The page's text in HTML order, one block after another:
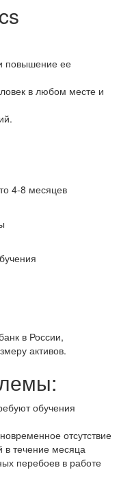
повышение ее
в любом месте и
4-8 месяцев
в России,
активов.
обучения
отсутствие
в течение месяца
перебоев в работе